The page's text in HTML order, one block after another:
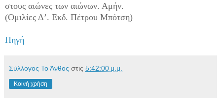
στους αιώνες των αιώνων. Αμήν.
(Ομιλίες Δ’. Εκδ. Πέτρου Μπότση)
Πηγή
Σύλλογος Το Άνθος στις 5:42:00 μ.μ.
Κοινή χρήση